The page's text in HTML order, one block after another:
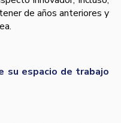
de años anteriores y
su espacio de trabajo